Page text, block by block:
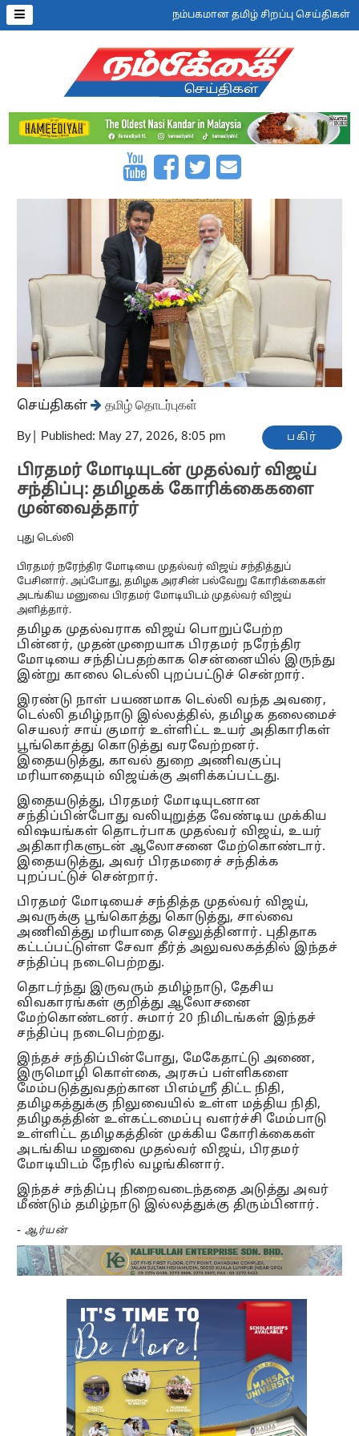
நம்பகமான தமிழ் சிறப்பு செய்திகள்
செய்திகள் தமிழ் தொடர்புகள்
By Published: May 27, 2026, 8:05 pm பகிர்
பிரதமர் மோடியுடன் முதல்வர் விஜய்
சந்திப்பு: தமிழகக் கோரிக்கைகளை
முன்வைத்தார்
புது டெல்லி
பிரதமர் நரேந்திர மோடியை முதல்வர் விஜய் சந்தித்துப்
பேசினார். அப்போது, தமிழக அரசின் பல்வேறு கோரிக்கைகள்
அடங்கிய மனுவை பிரதமர் மோடியிடம் முதல்வர் விஜய்
அளித்தார்.
தமிழக முதல்வராக விஜய் பொறுப்பேற்ற
பின்னர், முதன்முறையாக பிரதமர் நரேந்திர
மோடியை சந்திப்பதற்காக சென்னையில் இருந்து
இன்று காலை டெல்லி புறப்பட்டுச் சென்றார்.
இரண்டு நாள் பயணமாக டெல்லி வந்த அவரை,
டெல்லி தமிழ்நாடு இல்லத்தில், தமிழக தலைமைச்
செயலர் சாய் குமார் உள்ளிட்ட உயர் அதிகாரிகள்
பூங்கொத்து கொடுத்து வரவேற்றனர்.
இதையடுத்து, காவல் துறை அணிவகுப்பு
மரியாதையும் விஜய்க்கு அளிக்கப்பட்டது.
இதையடுத்து, பிரதமர் மோடியுடனான
சந்திப்பின்போது வலியுறுத்த வேண்டிய முக்கிய
விஷயங்கள் தொடர்பாக முதல்வர் விஜய், உயர்
அதிகாரிகளுடன் ஆலோசனை மேற்கொண்டார்.
இதையடுத்து, அவர் பிரதமரைச் சந்திக்க
புறப்பட்டுச் சென்றார்.
பிரதமர் மோடியைச் சந்தித்த முதல்வர் விஜய்,
அவருக்கு பூங்கொத்து கொடுத்து, சால்வை
அணிவித்து மரியாதை செலுத்தினார். புதிதாக
கட்டப்பட்டுள்ள சேவா தீர்த் அலுவலகத்தில் இந்தச்
சந்திப்பு நடைபெற்றது.
தொடர்ந்து இருவரும் தமிழ்நாடு, தேசிய
விவகாரங்கள் குறித்து ஆலோசனை
மேற்கொண்டனர். சுமார் 20 நிமிடங்கள் இந்தச்
சந்திப்பு நடைபெற்றது.
இந்தச் சந்திப்பின்போது, மேகேதாட்டு அணை,
இருமொழி கொள்கை, அரசுப் பள்ளிகளை
மேம்படுத்துவதற்கான பிஎம்ஸ்ரீ திட்ட நிதி,
தமிழகத்துக்கு நிலுவையில் உள்ள மத்திய நிதி,
தமிழகத்தின் உள்கட்டமைப்பு வளர்ச்சி மேம்பாடு
உள்ளிட்ட தமிழகத்தின் முக்கிய கோரிக்கைகள்
அடங்கிய மனுவை முதல்வர் விஜய், பிரதமர்
மோடியிடம் நேரில் வழங்கினார்.
இந்தச் சந்திப்பு நிறைவடைந்ததை அடுத்து அவர்
மீண்டும் தமிழ்நாடு இல்லத்துக்கு திரும்பினார்.
-ஆர்யன்